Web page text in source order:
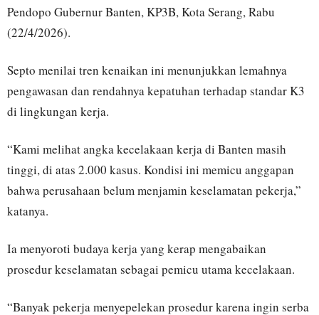
Pendopo Gubernur Banten, KP3B, Kota Serang, Rabu
(22/4/2026).
Septo menilai tren kenaikan ini menunjukkan lemahnya
pengawasan dan rendahnya kepatuhan terhadap standar K3
di lingkungan kerja.
“Kami melihat angka kecelakaan kerja di Banten masih
tinggi, di atas 2.000 kasus. Kondisi ini memicu anggapan
bahwa perusahaan belum menjamin keselamatan pekerja,”
katanya.
Ia menyoroti budaya kerja yang kerap mengabaikan
prosedur keselamatan sebagai pemicu utama kecelakaan.
“Banyak pekerja menyepelekan prosedur karena ingin serba